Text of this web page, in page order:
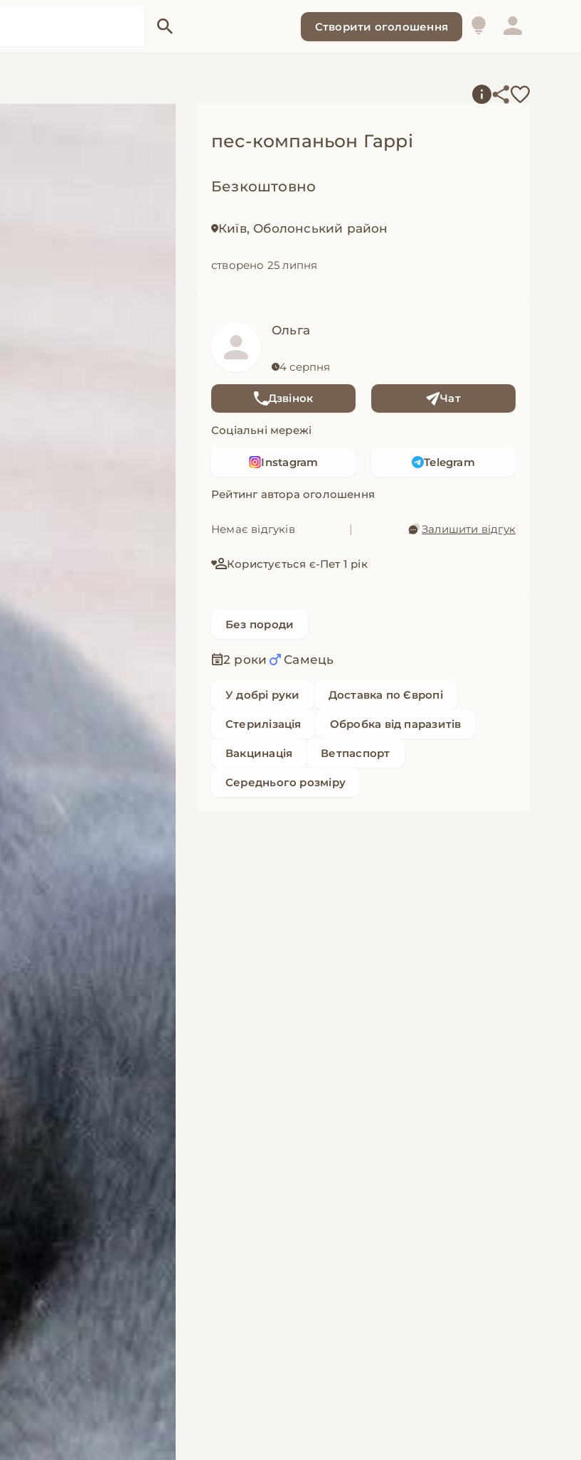
Створити оголошення
пес-компаньон Гаррі
Безкоштовно
Київ, Оболонський район
створено 25 липня
Ольга
4 серпня
Дзвінок Чат
Соціальні мережі
Instagram Telegram
Рейтинг автора оголошення
Немає відгуків | Залишити відгук
Користується є-Пет 1 рік
Без породи
2 роки Самець
У добрі руки Доставка по Європі
Стерилізація Обробка від паразитів
Вакцинація Ветпаспорт
Середнього розміру